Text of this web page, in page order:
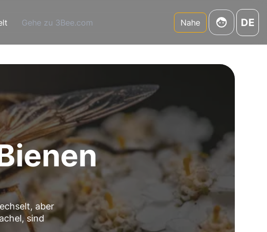
Gehe zu 3Bee.com Nahe DE
aber
sind